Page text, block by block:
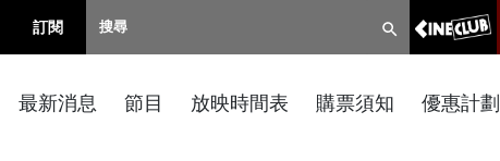
訂閱
最新消息 節目 放映時間表 購票須知 優惠計劃